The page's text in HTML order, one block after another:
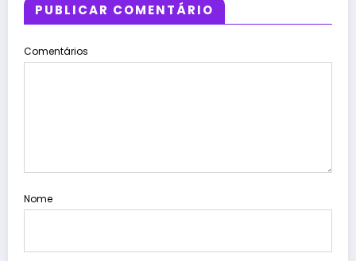
PUBLICAR COMENTÁRIO
Comentários
Nome